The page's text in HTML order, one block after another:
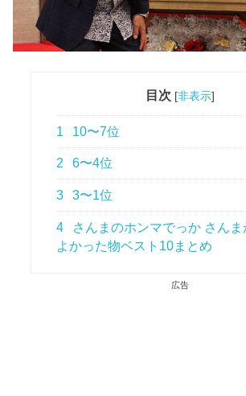
目次 [非表示]
1 10〜7位
2 6〜4位
3 3〜1位
4
さんまのホンマでっか さんま
よかった物ベスト10まとめ
広告